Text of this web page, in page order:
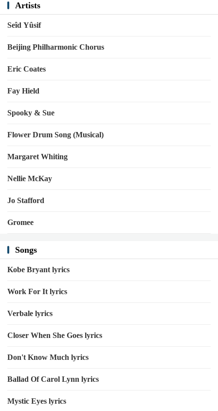
Artists
Seîd Yûsif
Beijing Philharmonic Chorus
Eric Coates
Fay Hield
Spooky & Sue
Flower Drum Song (Musical)
Margaret Whiting
Nellie McKay
Jo Stafford
Gromee
Songs
Kobe Bryant lyrics
Work For It lyrics
Verbale lyrics
Closer When She Goes lyrics
Don't Know Much lyrics
Ballad Of Carol Lynn lyrics
Mystic Eyes lyrics